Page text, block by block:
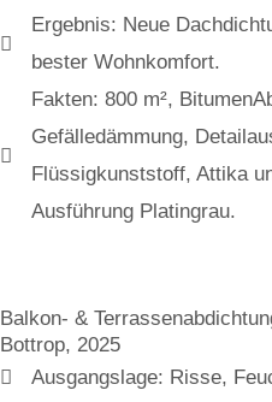
Ergebnis: Neue
bester Wohnkomfort.
Fakten: 800 m²,
Gefälledämmung,
Flüssigkunststoff, Attika
Ausführung Platingrau.
Balkon- &
Bottrop, 2025
Ausgangslage: Risse,